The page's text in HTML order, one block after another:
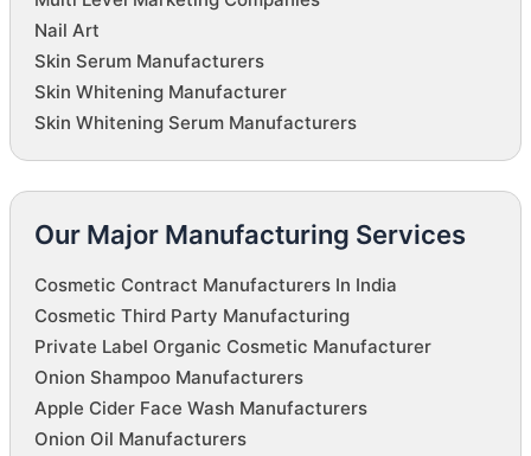
Nail Art
Skin Serum Manufacturers
Skin Whitening Manufacturer
Skin Whitening Serum Manufacturers
Our Major Manufacturing Services
Cosmetic Contract Manufacturers In India
Cosmetic Third Party Manufacturing
Private Label Organic Cosmetic Manufacturer
Onion Shampoo Manufacturers
Apple Cider Face Wash Manufacturers
Onion Oil Manufacturers